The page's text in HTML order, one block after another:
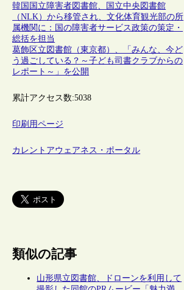
韓国国立障害者図書館、国立中央図書館
（NLK）から移管され、文化体育観光部の所
属機関に：国の障害者サービス政策の策定・
総括を担当
葛飾区立図書館（東京都）、「みんな、今ど
う過ごしている？～子ども司書クラブからの
レポート～」を公開
累計アクセス数:5038
印刷用ページ
カレントアウェアネス・ポータル
類似の記事
山形県立図書館、ドローンを利用して